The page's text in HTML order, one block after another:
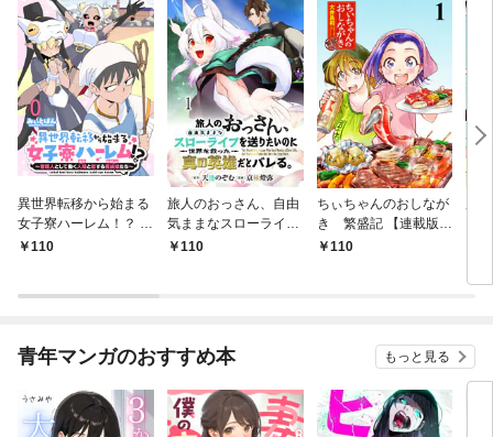
異世界転移から始まる
女子寮ハーレム！？ ～
管理人として働く人間
110
旅人のおっさん、自由
気ままなスローライフ
を送りたいのに世界を
110
ちぃちゃんのおしなが
き 繁盛記 【連載版】
１110
青年マンガのおすすめ本 もっと見る